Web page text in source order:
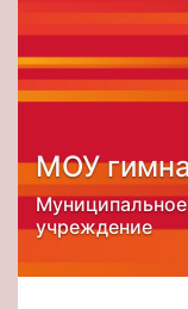
МОУ
учреждение